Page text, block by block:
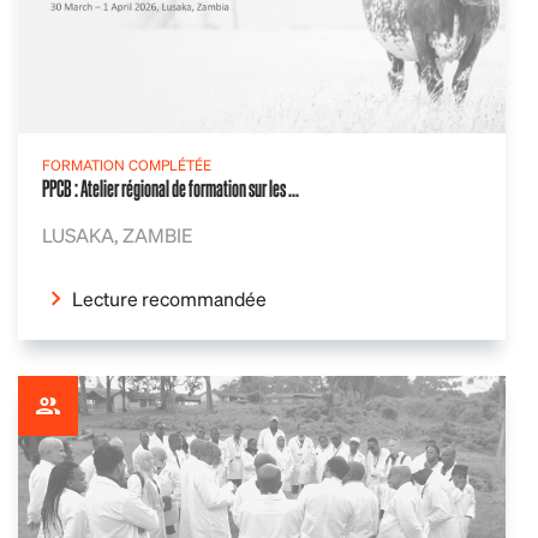
FORMATION COMPLÉTÉE
PPCB : Atelier régional de formation sur les ...
LUSAKA, ZAMBIE
Lecture recommandée